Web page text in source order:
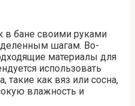
в бане своими руками
шагам. Во-
материалы для
использовать
как вяз или сосна,
влажность и